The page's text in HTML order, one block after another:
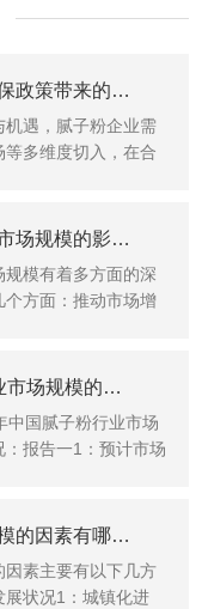
腻子粉企业如何应对环保政策带来的挑战和机遇？
遇，腻子粉企业需
多维度切入，在合
环保政策对腻子粉行业市场规模的影响有多大？
模有着多方面的深
方面：推动市场增
未来5年中国腻子粉行业市场规模的预测是怎样的？
中国腻子粉行业市场
报告一1：预计市场
影响腻子粉行业市场规模的因素有哪些、
素主要有以下几方
展状况1：城镇化进